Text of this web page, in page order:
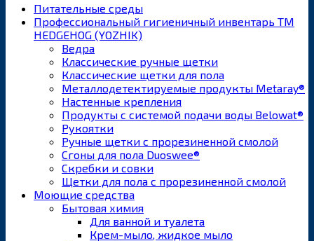
Питательные среды
Профессиональный гигиеничный инвентарь ТМ
HEDGEHOG (YOZHIK)
Ведра
Классические ручные щетки
Классические щетки для пола
Металлодетектируемые продукты Metaray®
Настенные крепления
Продукты с системой подачи воды Belowat®
Рукоятки
Ручные щетки с прорезиненной смолой
Сгоны для пола Duoswee®
Скребки и совки
Щетки для пола с прорезиненной смолой
Моющие средства
Бытовая химия
Для ванной и туалета
Крем-мыло, жидкое мыло